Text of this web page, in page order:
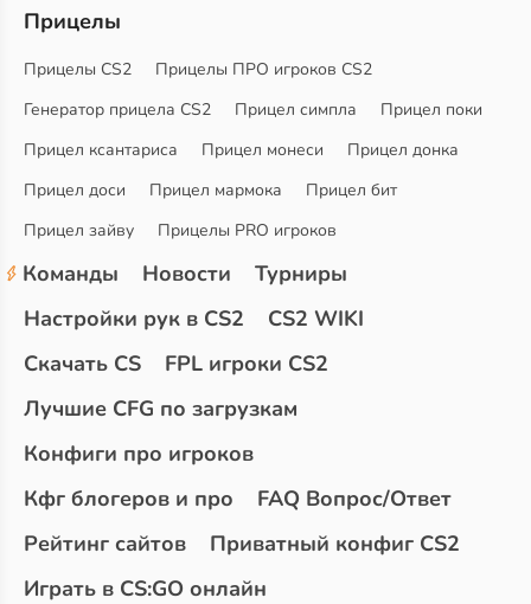
Прицелы
Прицелы CS2
Прицелы ПРО игроков CS2
Генератор прицела CS2
Прицел симпла
Прицел поки
Прицел ксантариса
Прицел монеси
Прицел донка
Прицел доси
Прицел мармока
Прицел бит
Прицел зайву
Прицелы PRO игроков
Команды Новости
Турниры
Настройки рук в CS2
CS2 WIKI
Скачать CS
FPL игроки CS2
Лучшие CFG по загрузкам
Конфиги про игроков
Кфг блогеров и про
FAQ Вопрос/Ответ
Рейтинг сайтов
Приватный конфиг CS2
Играть в CS:GO онлайн